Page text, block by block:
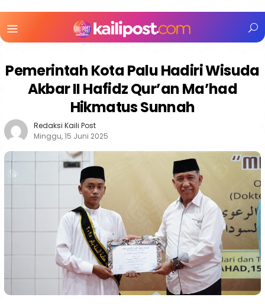
Mobile
Pemerintah Kota Palu Hadiri Wisuda
Akbar II Hafidz Qur’an Ma’had
Hikmatus Sunnah
Redaksi Kaili Post
Minggu, 15 Juni 2025